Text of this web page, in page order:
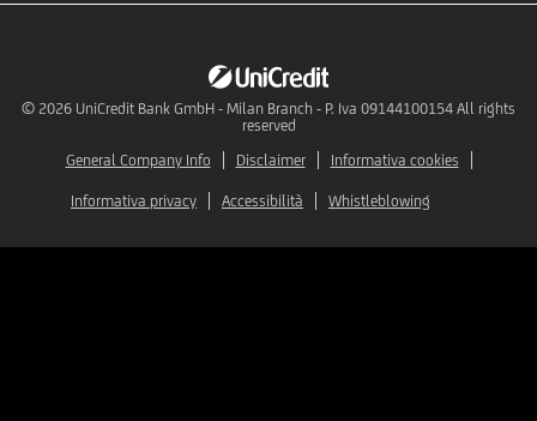
© 2026 UniCredit Bank GmbH - Milan Branch - P. Iva 09144100154 All rights
reserved
General Company Info
Disclaimer Informativa cookies
Informativa privacy Accessibilità Whistleblowing